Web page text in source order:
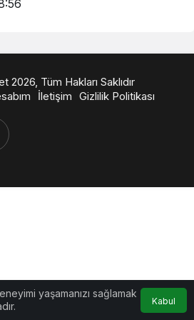
yaşamanızı sağlamak
Kabul
Tüm Hakları Saklıdır
İletişim Gizlilik Politikası